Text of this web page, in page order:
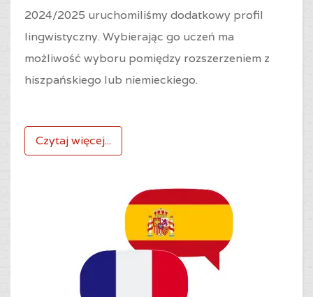
2024/2025 uruchomiliśmy dodatkowy profil
lingwistyczny. Wybierając go uczeń ma
możliwość wyboru pomiędzy rozszerzeniem z
hiszpańskiego lub niemieckiego.
Czytaj więcej...